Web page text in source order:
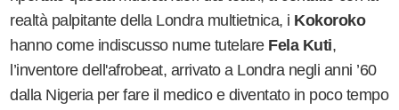
realtà palpitante della Londra multietnica, i Kokoroko
hanno come indiscusso nume tutelare Fela Kuti,
’inventore dell'afrobeat, arrivato a Londra negli anni ’60
dalla Nigeria per fare il medico e diventato in poco tempo